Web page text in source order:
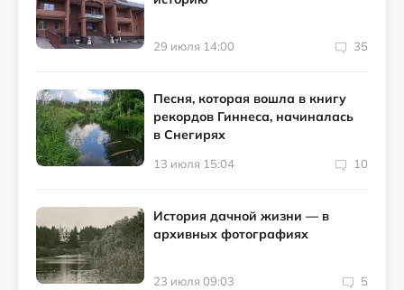
29 июля 14:00 35
Песня, которая вошла в книгу
рекордов Гиннеса, начиналась
в Снегирях
13 июля 15:04 10
История дачной жизни — в
архивных фотографиях
23 июля 09:03 5